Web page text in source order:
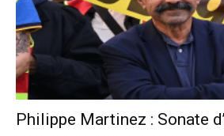
Philippe Martinez : Sonate